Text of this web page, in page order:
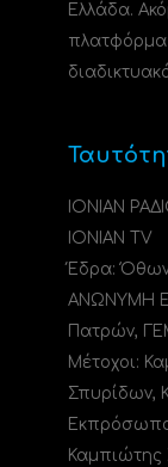
Ελλάδα.
πλατφόρμα
ΙΟΝΙΑΝ
IONIAN TV
Έδρα:
ΑΝΩΝΥΜΗ
Πατρών,
Μέτοχοι:
Σπυρίδων,
Καμπιώτης